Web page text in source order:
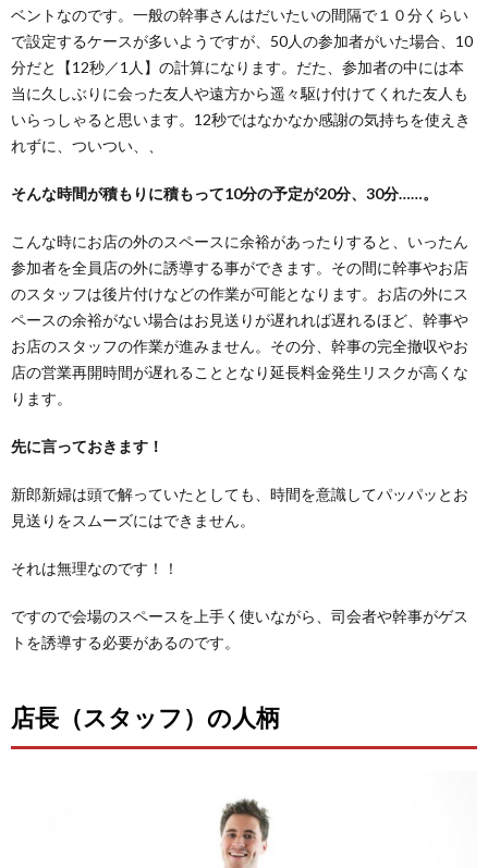
ベントなのです。一般の幹事さんはだいたいの間隔で１０分くらい
で設定するケースが多いようですが、50人の参加者がいた場合、10
分だと【12秒／1人】の計算になります。だた、参加者の中には本
当に久しぶりに会った友人や遠方から遥々駆け付けてくれた友人も
いらっしゃると思います。12秒ではなかなか感謝の気持ちを使えき
れずに、ついつい、、
そんな時間が積もりに積もって10分の予定が20分、30分……。
こんな時にお店の外のスペースに余裕があったりすると、いったん
参加者を全員店の外に誘導する事ができます。その間に幹事やお店
のスタッフは後片付けなどの作業が可能となります。お店の外にス
ペースの余裕がない場合はお見送りが遅れれば遅れるほど、幹事や
お店のスタッフの作業が進みません。その分、幹事の完全撤収やお
店の営業再開時間が遅れることとなり延長料金発生リスクが高くな
ります。
先に言っておきます！
新郎新婦は頭で解っていたとしても、時間を意識してパッパッとお
見送りをスムーズにはできません。
それは無理なのです！！
ですので会場のスペースを上手く使いながら、司会者や幹事がゲス
トを誘導する必要があるのです。
店長（スタッフ）の人柄